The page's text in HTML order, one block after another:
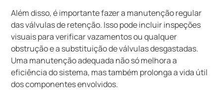
Além disso, é importante fazer a manutenção regular
das válvulas de retenção. Isso pode incluir inspeções
visuais para verificar vazamentos ou qualquer
obstrução e a substituição de válvulas desgastadas.
Uma manutenção adequada não só melhora a
eficiência do sistema, mas também prolonga a vida útil
dos componentes envolvidos.